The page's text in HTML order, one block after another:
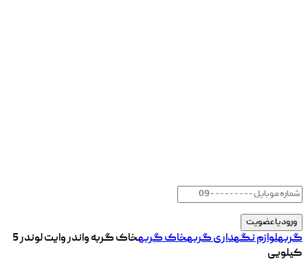
گربهلوازم نگهداری گربهخاک گربه
خاک گربه واندر وایت لوندر 5
کیلویی